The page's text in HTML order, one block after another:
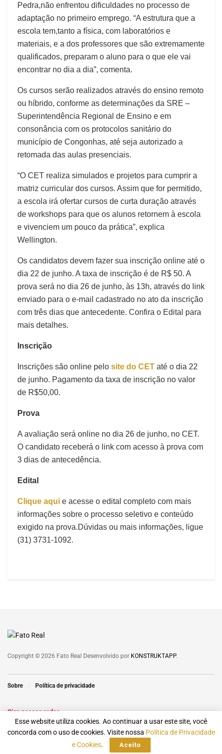
Pedra,não enfrentou dificuldades no processo de
adaptação no primeiro emprego. “A estrutura que a
escola tem,tanto a física, com laboratórios e
materiais, e a dos professores que são extremamente
qualificados, preparam o aluno para o que ele vai
encontrar no dia a dia”, comenta.
Os cursos serão realizados através do ensino remoto
ou híbrido, conforme as determinações da SRE –
Superintendência Regional de Ensino e em
consonância com os protocolos sanitário do
município de Congonhas, até seja autorizado a
retomada das aulas presenciais.
“O CET realiza simulados e projetos para cumprir a
matriz curricular dos cursos. Assim que for permitido,
a escola irá ofertar cursos de curta duração através
de workshops para que os alunos retornem à escola
e vivenciem um pouco da prática”, explica
Wellington.
Os candidatos devem fazer sua inscrição online até o
dia 22 de junho. A taxa de inscrição é de R$ 50. A
prova será no dia 26 de junho, às 13h, através do link
enviado para o e-mail cadastrado no ato da inscrição
com três dias que antecedente. Confira o Edital para
mais detalhes.
Inscrição
Inscrições são online pelo site do CET até o dia 22
de junho. Pagamento da taxa de inscrição no valor
de R$50,00.
Prova
A avaliação será online no dia 26 de junho, no CET.
O candidato receberá o link com acesso à prova com
3 dias de antecedência.
Edital
Clique aqui e acesse o edital completo com mais
informações sobre o processo seletivo e conteúdo
exigido na prova.Dúvidas ou mais informações, ligue
(31) 3731-1092.
Copyright © 2026 Fato Real Desenvolvido por KONSTRUKTAPP.
Sobre Política de privacidade
Siga nossas redes
Esse website utiliza cookies. Ao continuar a usar este site, você
concorda com o uso de cookies. Visite nossa Política de Privacidade
e Cookies. Aceito